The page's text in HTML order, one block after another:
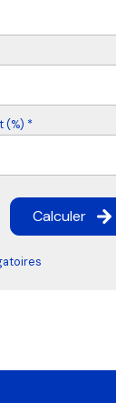
(%) *
Calculer